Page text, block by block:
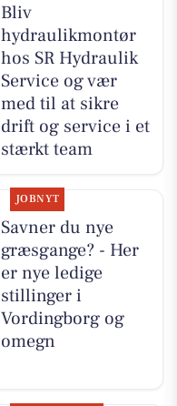
Bliv
hydraulikmontør
hos SR Hydraulik
Service og vær
med til at sikre
drift og service i et
stærkt team
JOBNYT
Savner du nye
græsgange? - Her
er nye ledige
stillinger i
Vordingborg og
omegn